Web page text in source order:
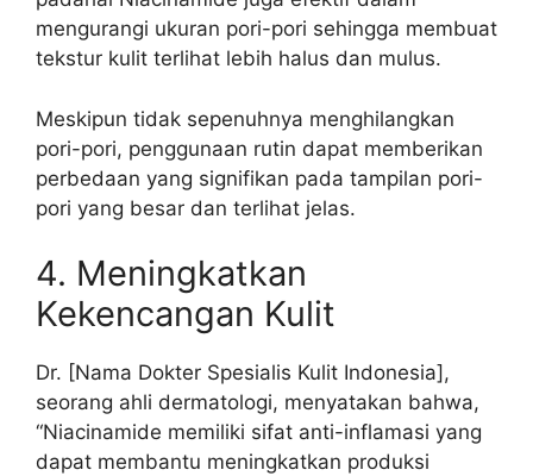
mengurangi ukuran pori-pori sehingga membuat
tekstur kulit terlihat lebih halus dan mulus.
Meskipun tidak sepenuhnya menghilangkan
pori-pori, penggunaan rutin dapat memberikan
perbedaan yang signifikan pada tampilan pori-
pori yang besar dan terlihat jelas.
4. Meningkatkan
Kekencangan Kulit
Dr. [Nama Dokter Spesialis Kulit Indonesia],
seorang ahli dermatologi, menyatakan bahwa,
“Niacinamide memiliki sifat anti-inflamasi yang
dapat membantu meningkatkan produksi